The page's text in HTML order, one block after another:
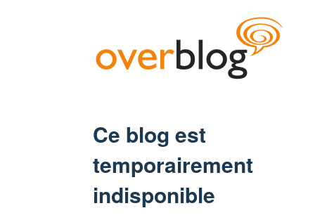
Ce blog est
temporairement
indisponible